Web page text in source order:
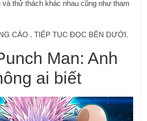
thử thách khác nhau cũng như tham
CÁO . TIẾP TỤC ĐỌC BÊN DƯỚI.
Man: Anh
ai biết